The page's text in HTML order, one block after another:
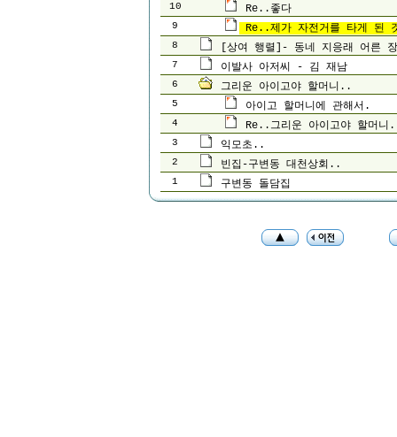
10 Re..좋다
9 Re..제가 자전거를 타게
8 [상여 행렬]- 동네 지응래 어른
7 이발사 아저씨 - 김 재남
6 그리운 아이고야 할머니..
5 아이고 할머니에 관해서.
4 Re..그리운 아이고야 할머니
3 익모초..
2 빈집-구변동 대천상회..
1 구변동 돌담집